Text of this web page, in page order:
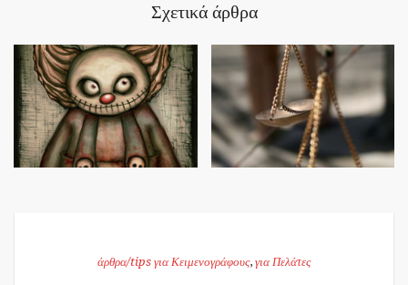
Σχετικά άρθρα
άρθρα/tips για Κειμενογράφους, για Πελάτες